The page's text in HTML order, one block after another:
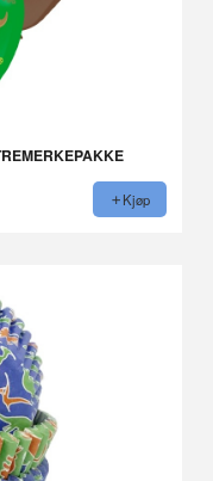
Kjøp